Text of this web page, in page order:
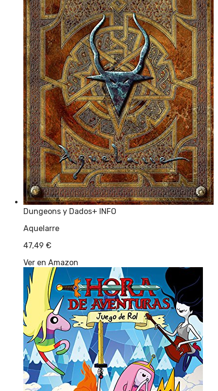
Dungeons y Dados+ INFO
Aquelarre
47,49 €
Ver en Amazon